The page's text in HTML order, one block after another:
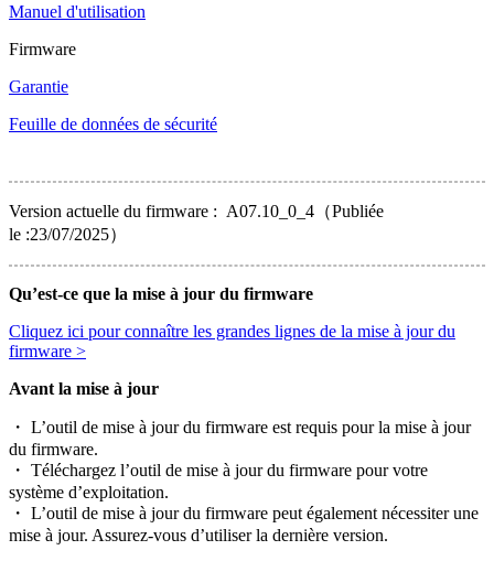
Manuel d'utilisation
Firmware
Garantie
Feuille de données de sécurité
Version actuelle du firmware : A07.10_0_4（Publiée
le :23/07/2025）
Qu’est-ce que la mise à jour du firmware
Cliquez ici pour connaître les grandes lignes de la mise à jour du
firmware >
Avant la mise à jour
・ L’outil de mise à jour du firmware est requis pour la mise à jour
du firmware.
・ Téléchargez l’outil de mise à jour du firmware pour votre
système d’exploitation.
・ L’outil de mise à jour du firmware peut également nécessiter une
mise à jour. Assurez-vous d’utiliser la dernière version.